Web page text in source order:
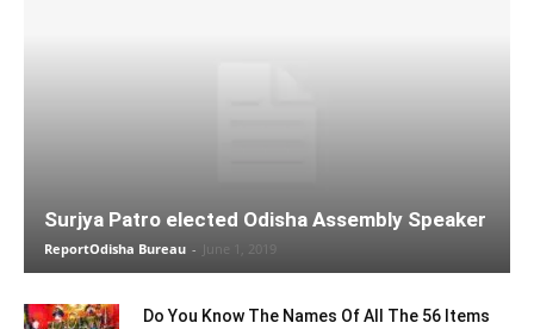
Surjya Patro elected Odisha Assembly Speaker
ReportOdisha Bureau - June 1, 2019
Do You Know The Names Of All The 56 Items